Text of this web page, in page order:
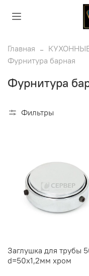
Главная
Фурнитура барная
Фурнитура
Фильтры
Заглушка для трубы
d=50х1,2мм хром